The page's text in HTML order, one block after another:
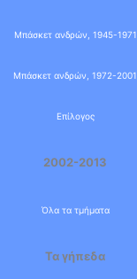
Μπάσκετ ανδρών, 1945-1971
Μπάσκετ ανδρών, 1972-2001
Επίλογος
2002-2013
Όλα τα τμήματα
Τα γήπεδα